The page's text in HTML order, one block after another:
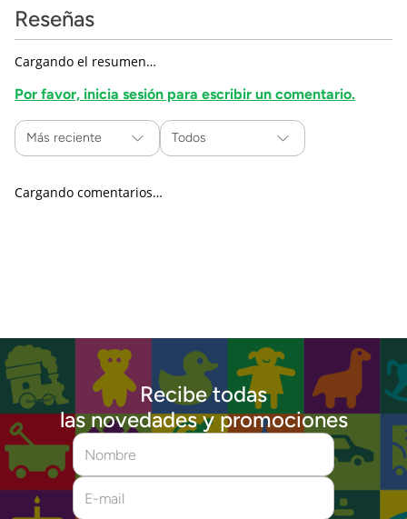
Reseñas
Cargando el resumen…
Por favor, inicia sesión para escribir un comentario.
Más reciente Todos
Cargando comentarios…
Recibe todas
las novedades y promociones